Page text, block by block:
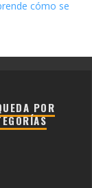
cómo se
POR